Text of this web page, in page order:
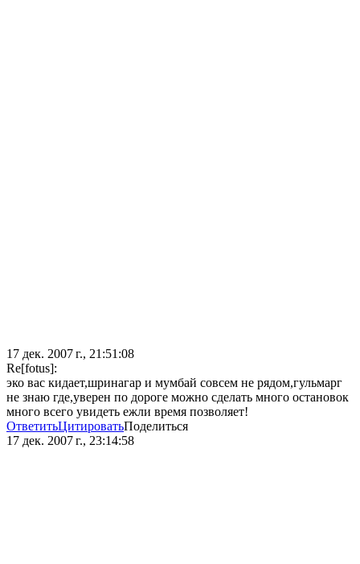
17 дек. 2007 г., 21:51:08
Re[fotus]:
эко вас кидает,шринагар и мумбай совсем не рядом,гульмарг
не знаю где,уверен по дороге можно сделать много остановок
много всего увидеть ежли время позволяет!
ОтветитьЦитироватьПоделиться
17 дек. 2007 г., 23:14:58